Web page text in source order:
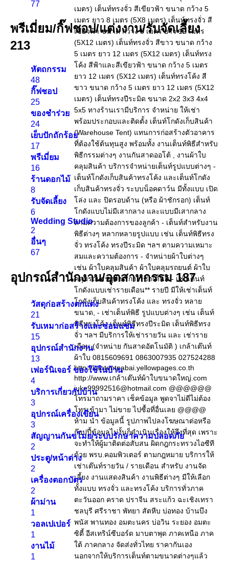
77
พรีเมี่ยม/กิ๊ฟชอป/แต่งงาน/รับจัดเลี้ยง
213
หัตถกรรม
48
กิ๊ฟชอป
25
ของชำร่วย
24
เย็บปักถักร้อย
17
พรีเมี่ยม
16
ร้านดอกไม้
8
รับจัดเลี้ยง
6
Wedding Studio
2
อื่นๆ
67
อุปกรณ์สำนักงาน/อุตสาหกรรม 187
วัสดุก่อสร้างตกแต่ง
21
รับเหมาก่อสร้างและซ่อมแซม
15
อุปกรณ์สำนักงาน
13
เฟอร์นิเจอร์ ของใช้ในบ้าน
4
บริการเกี่ยวกับบ้าน
3
อุปกรณ์เครื่องเขียน
3
สัญญานกันขโมย/ระบบรักษาความปลอดภัย
2
ประตู/หน้าต่าง
2
เครื่องตอกบัตร
2
ผ้าม่าน
1
วอลเปเปอร์
1
งานไม้
1